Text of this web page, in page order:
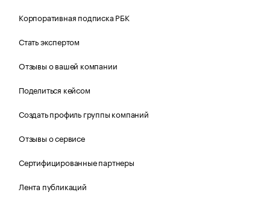
Корпоративная подписка РБК
Стать экспертом
Отзывы о вашей компании
Поделиться кейсом
Создать профиль группы компаний
Отзывы о сервисе
Сертифицированные партнеры
Лента публикаций